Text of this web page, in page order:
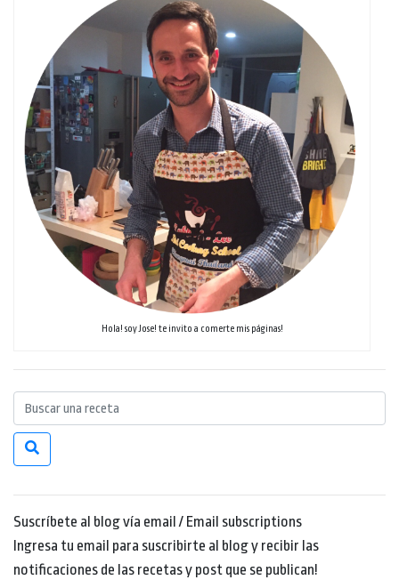
Hola! soy Jose! te invito a comerte mis páginas!
Suscríbete al blog vía email / Email subscriptions
Ingresa tu email para suscribirte al blog y recibir las
notificaciones de las recetas y post que se publican!